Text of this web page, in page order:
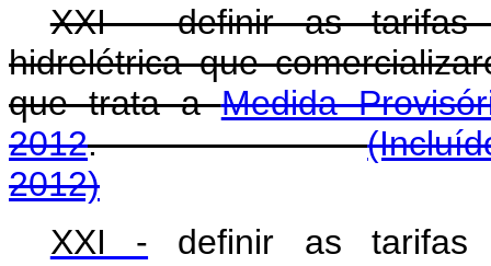
XXI - definir as tarifas
hidrelétrica que
que trata aMedida
2012.
2012)
XXI - definir as tarifas